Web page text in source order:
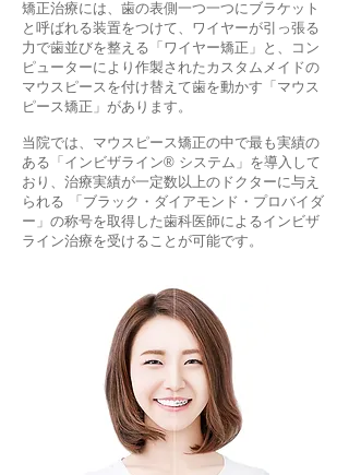
矯正治療には、歯の表側一つ一つにブラケット
と呼ばれる装置をつけて、ワイヤーが引っ張る
力で歯並びを整える「ワイヤー矯正」と、コン
ピューターにより作製されたカスタムメイドの
マウスピースを付け替えて歯を動かす​「マウス
ピース矯正」があります。
​当院では、マウスピース矯正の中で最も実績の
ある「インビザライン® システム」を導入して
おり、治療実績が一定数以上のドクターに与え
られる 「ブラック・ダイアモンド・プロバイダ
ー」の称号を取得した歯科医師によるインビザ
ライン治療を受けることが可能です。